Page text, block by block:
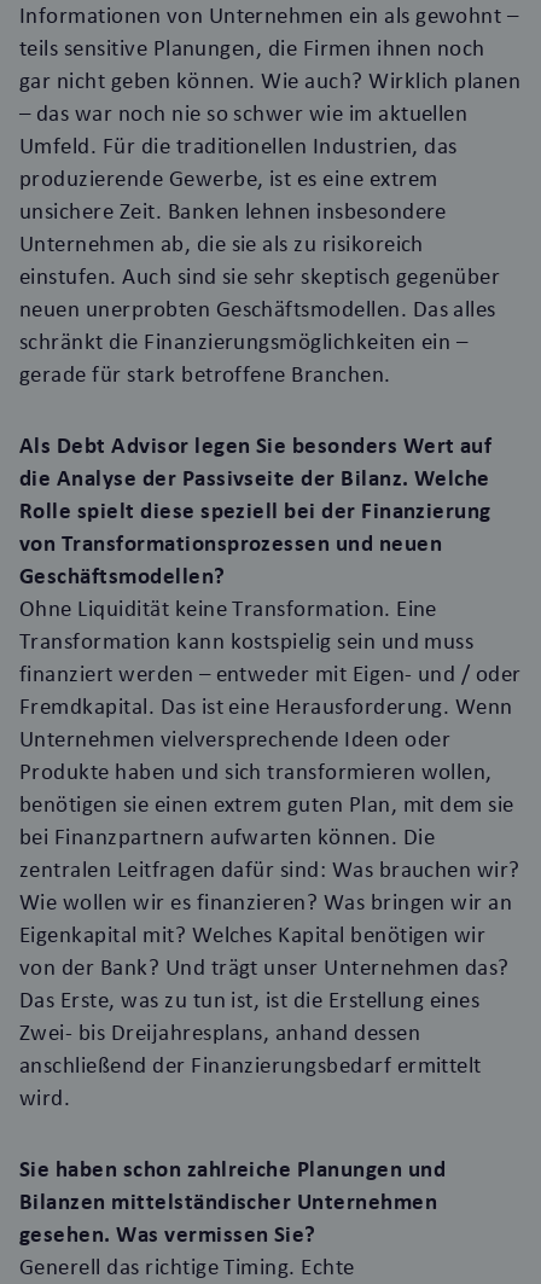
Informationen von Unternehmen ein als gewohnt –
teils sensitive Planungen, die Firmen ihnen noch
gar nicht geben können. Wie auch? Wirklich planen
– das war noch nie so schwer wie im aktuellen
Umfeld. Für die traditionellen Industrien, das
produzierende Gewerbe, ist es eine extrem
unsichere Zeit. Banken lehnen insbesondere
Unternehmen ab, die sie als zu risikoreich
einstufen. Auch sind sie sehr skeptisch gegenüber
neuen unerprobten Geschäftsmodellen. Das alles
schränkt die Finanzierungsmöglichkeiten ein –
gerade für stark betroffene Branchen.
Als Debt Advisor legen Sie besonders Wert auf
die Analyse der Passivseite der Bilanz. Welche
Rolle spielt diese speziell bei der Finanzierung
von Transformationsprozessen und neuen
Geschäftsmodellen?
Ohne Liquidität keine Transformation. Eine
Transformation kann kostspielig sein und muss
finanziert werden – entweder mit Eigen- und / oder
Fremdkapital. Das ist eine Herausforderung. Wenn
Unternehmen vielversprechende Ideen oder
Produkte haben und sich transformieren wollen,
benötigen sie einen extrem guten Plan, mit dem sie
bei Finanzpartnern aufwarten können. Die
zentralen Leitfragen dafür sind: Was brauchen wir?
Wie wollen wir es finanzieren? Was bringen wir an
Eigenkapital mit? Welches Kapital benötigen wir
von der Bank? Und trägt unser Unternehmen das?
Das Erste, was zu tun ist, ist die Erstellung eines
Zwei- bis Dreijahresplans, anhand dessen
anschließend der Finanzierungsbedarf ermittelt
wird.
Sie haben schon zahlreiche Planungen und
Bilanzen mittelständischer Unternehmen
gesehen. Was vermissen Sie?
Generell das richtige Timing. Echte